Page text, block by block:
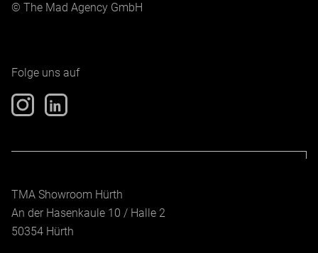
© The Mad Agency GmbH
Folge uns auf
TMA Showroom Hürth
An der Hasenkaule 10 / Halle 2
50354 Hürth